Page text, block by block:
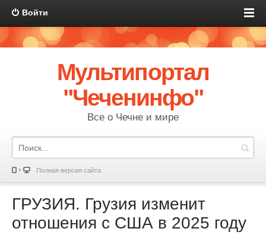
Войти
Мультипортал
"Чеченинфо"
Все о Чечне и мире
Полная версия сайта
ГРУЗИЯ. Грузия изменит
отношения с США в 2025 году